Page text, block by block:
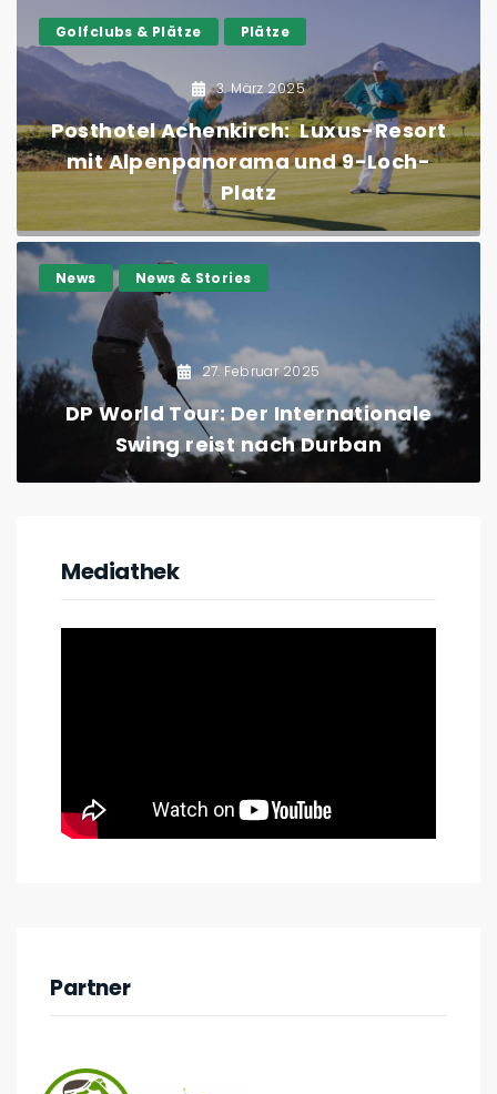
Golfclubs & Plätze Plätze
3. März 2025
Posthotel Achenkirch: Luxus-Resort
mit Alpenpanorama und 9-Loch-
Platz
News News & Stories
27. Februar 2025
DP World Tour: Der Internationale
Swing reist nach Durban
Mediathek
Partner